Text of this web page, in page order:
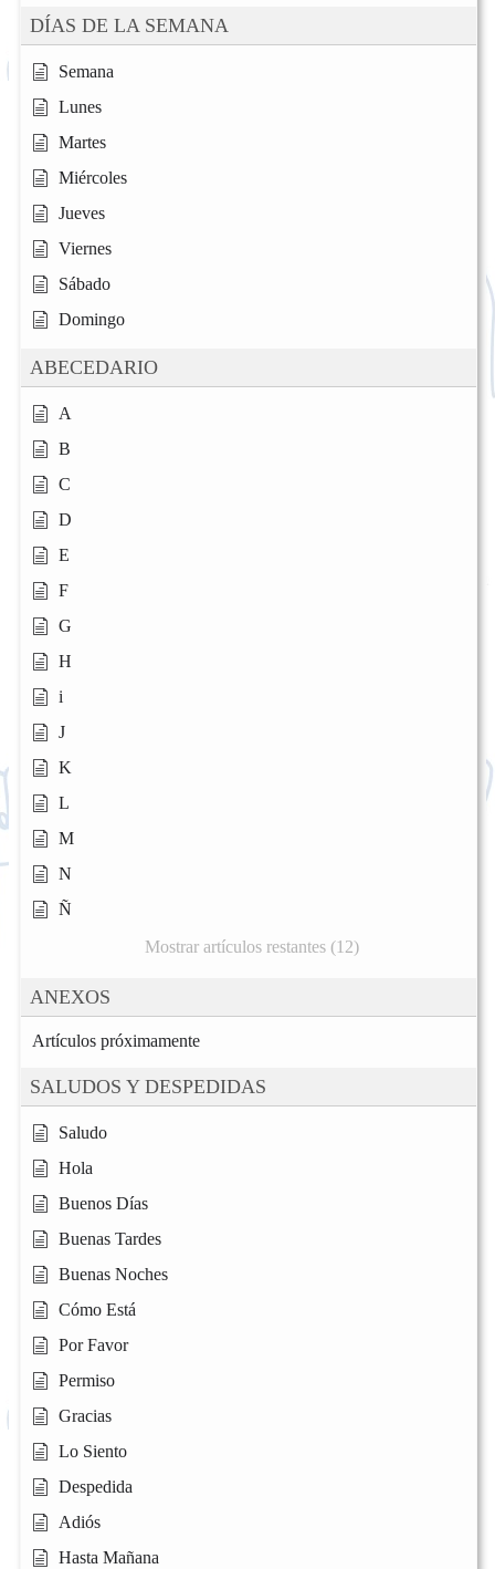
DÍAS DE LA SEMANA
Semana
Lunes
Martes
Miércoles
Jueves
Viernes
Sábado
Domingo
ABECEDARIO
A
B
C
D
E
F
G
H
i
J
K
L
M
N
Ñ
Mostrar artículos restantes (12)
ANEXOS
Artículos próximamente
SALUDOS Y DESPEDIDAS
Saludo
Hola
Buenos Días
Buenas Tardes
Buenas Noches
Cómo Está
Por Favor
Permiso
Gracias
Lo Siento
Despedida
Adiós
Hasta Mañana